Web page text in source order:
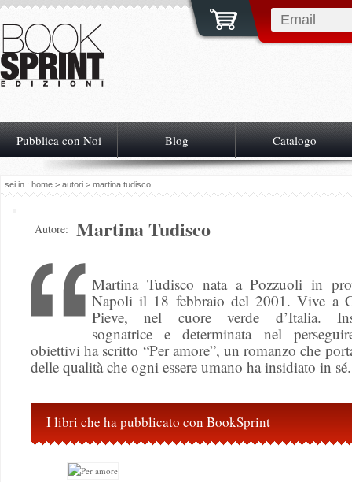
Pubblica con Noi Blog Catalogo
sei in : home > autori > martina tudisco
Autore: Martina Tudisco
Martina Tudisco nata a Pozzuoli in
Napoli il 18 febbraio del 2001. Vive a
Pieve, nel cuore verde d’Italia.
sognatrice e determinata nel
obiettivi ha scritto “Per amore”, un romanzo che
delle qualità che ogni essere umano ha insidiato in sé.
I libri che ha pubblicato con BookSprint